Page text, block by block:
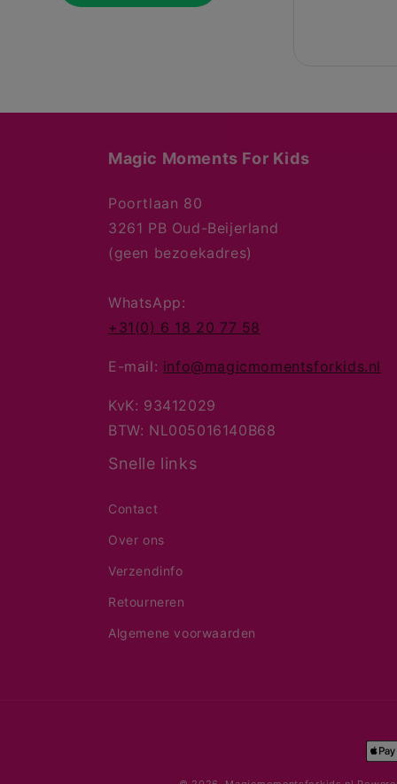
Magic Moments For Kids
Poortlaan 80
3261 PB Oud-Beijerland
(geen bezoekadres)
WhatsApp:
+31(0) 6 18 20 77 58
E-mail: info@magicmomentsforkids.nl
KvK: 93412029
BTW: NL005016140B68
Snelle links
Contact
Over ons
Verzendinfo
Retourneren
Algemene voorwaarden